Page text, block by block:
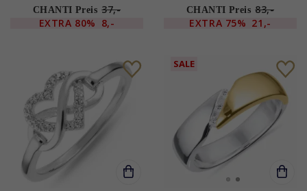
CHANTI Preis 37,-
EXTRA 80% 8,-
CHANTI Preis 83,-
EXTRA 75% 21,-
SALE